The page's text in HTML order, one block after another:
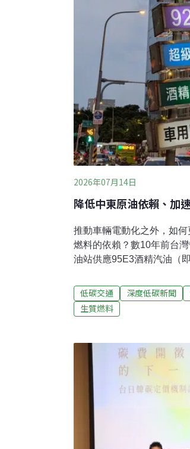
2026年07月14日
降低中東原油依賴、加
推動車輛電動化之外，如
燃料的依賴？數10年前台
油站供應95E3酒精汽油（
升至E15；印度僅花8年便
下提前實施E10強制政策；
油。全球綠色燃料中心（
府機關和國營事業對談，
政策討論：加速運輸減碳
輸減碳途徑之一。經濟部
CNS12614（車用無鉛汽
低碳交通 深度低碳新聞
生質燃料